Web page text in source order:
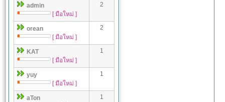
admin
[ มือใหม่ ]
2
orean
[ มือใหม่ ]
2
KAT
[ มือใหม่ ]
1
yuy
[ มือใหม่ ]
1
aTon
1